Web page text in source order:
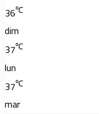
36℃
dim
37℃
lun
37℃
mar